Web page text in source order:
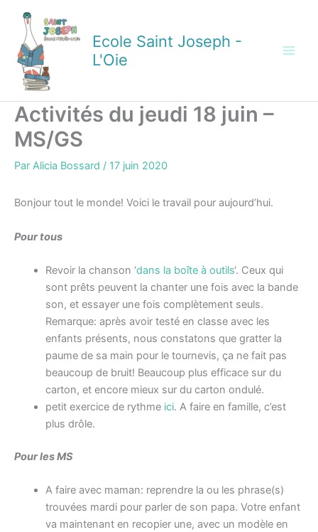
contenu
Ecole Saint Joseph -
L'Oie
Activités du jeudi 18 juin –
MS/GS
Par Alicia Bossard / 17 juin 2020
Bonjour tout le monde! Voici le travail pour aujourd’hui.
Pour tous
Revoir la chanson ‘dans la boîte à outils‘. Ceux qui
sont prêts peuvent la chanter une fois avec la bande
son, et essayer une fois complètement seuls.
Remarque: après avoir testé en classe avec les
enfants présents, nous constatons que gratter la
paume de sa main pour le tournevis, ça ne fait pas
beaucoup de bruit! Beaucoup plus efficace sur du
carton, et encore mieux sur du carton ondulé.
petit exercice de rythmeici. A faire en famille, c’est
plus drôle.
Pour les MS
A faire avec maman: reprendre la ou les phrase(s)
trouvées mardi pour parler de son papa. Votre enfant
va maintenant en recopier une, avec un modèle en